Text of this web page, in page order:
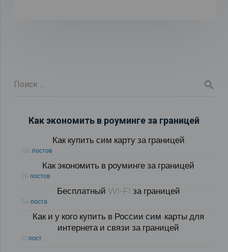
Как экономить в роуминге за границей
Как купить сим карту за границей
126 постов
Как экономить в роуминге за границей
76 постов
Бесплатный WI-FI за границей
54 поста
Как и у кого купить в России сим-карты для
интернета и связи за границей
51 пост